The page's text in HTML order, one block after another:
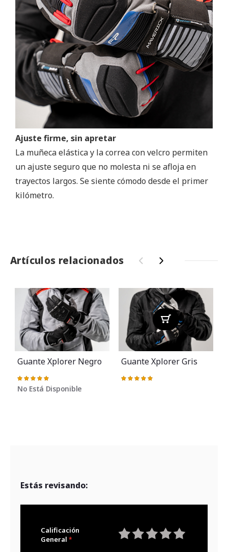
Ajuste firme, sin apretar
La muñeca elástica y la correa con velcro permiten
un ajuste seguro que no molesta ni se afloja en
trayectos largos. Se siente cómodo desde el primer
kilómetro.
Artículos relacionados ‹ ›
Guante Xplorer Negro
Valoración:
100%
No Está Disponible
Guante Xplorer Gris
Valoración:
Estás revisando:
Calificación
General